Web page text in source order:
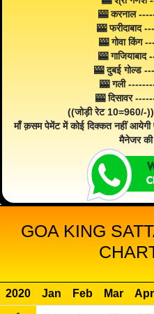
🎰 करनाल
🎰 फरीदाबाद
🎰 गोवा किंग
🎰
🎰 दुबई गोल्ड
🎰 गली
🎰 दिसावर
((जोड़ी रेट
माँ क़सम पेमेंट में कोई दिक्कत नहीं आयेगी
मैनेजर की
GOA KING
2020 Jan Feb Mar Apr